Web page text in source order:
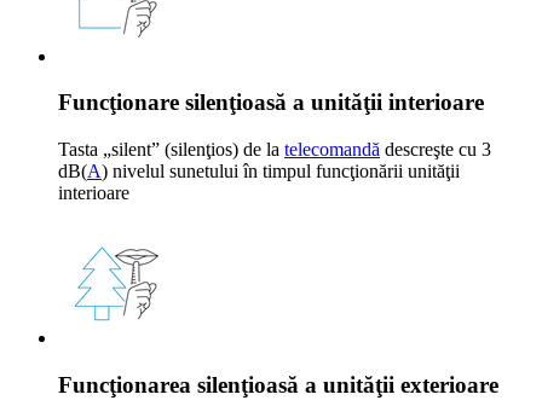
Funcţionare silenţioasă a unităţii interioare
Tasta „silent” (silenţios) de la telecomandă descreşte cu 3
dB(A) nivelul sunetului în timpul funcţionării unităţii
interioare
Funcţionarea silenţioasă a unităţii exterioare